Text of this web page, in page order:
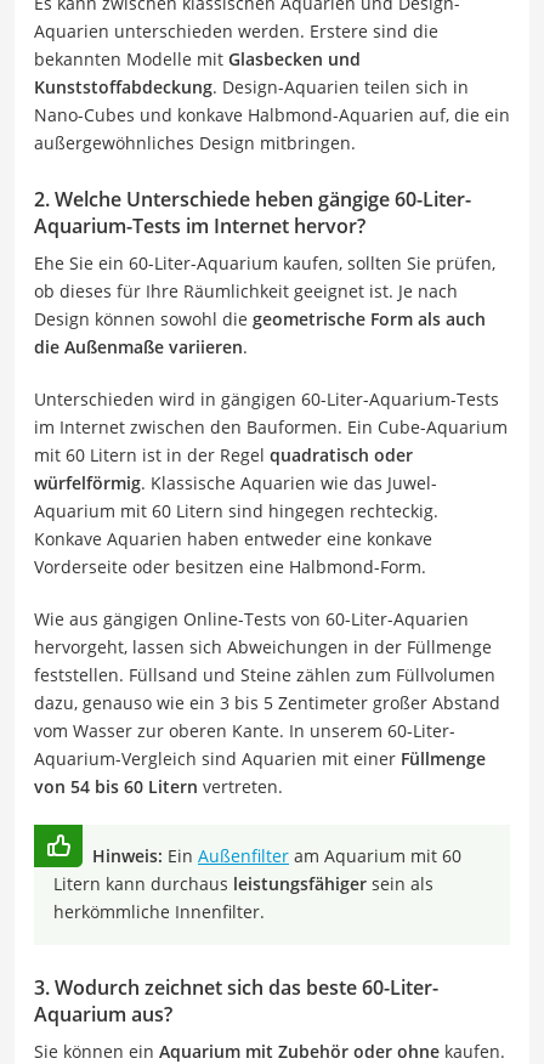
Aquarien unterschieden werden. Erstere sind die
bekannten Modelle mit Glasbecken und
Kunststoffabdeckung. Design-Aquarien teilen sich in
Nano-Cubes und konkave Halbmond-Aquarien auf, die ein
außergewöhnliches Design mitbringen.
2. Welche Unterschiede heben gängige 60-Liter-
Aquarium-Tests im Internet hervor?
Ehe Sie ein 60-Liter-Aquarium kaufen, sollten Sie prüfen,
ob dieses für Ihre Räumlichkeit geeignet ist. Je nach
Design können sowohl die geometrische Form als auch
die Außenmaße variieren.
Unterschieden wird in gängigen 60-Liter-Aquarium-Tests
im Internet zwischen den Bauformen. Ein Cube-Aquarium
mit 60 Litern ist in der Regel quadratisch oder
würfelförmig. Klassische Aquarien wie das Juwel-
Aquarium mit 60 Litern sind hingegen rechteckig.
Konkave Aquarien haben entweder eine konkave
Vorderseite oder besitzen eine Halbmond-Form.
Wie aus gängigen Online-Tests von 60-Liter-Aquarien
hervorgeht, lassen sich Abweichungen in der Füllmenge
feststellen. Füllsand und Steine zählen zum Füllvolumen
dazu, genauso wie ein 3 bis 5 Zentimeter großer Abstand
vom Wasser zur oberen Kante. In unserem 60-Liter-
Aquarium-Vergleich sind Aquarien mit einer Füllmenge
von 54 bis 60 Litern vertreten.
Hinweis: Ein Außenfilter am Aquarium mit 60
Litern kann durchaus leistungsfähiger sein als
herkömmliche Innenfilter.
3. Wodurch zeichnet sich das beste 60-Liter-
Aquarium aus?
Sie können ein Aquarium mit Zubehör oder ohne kaufen.